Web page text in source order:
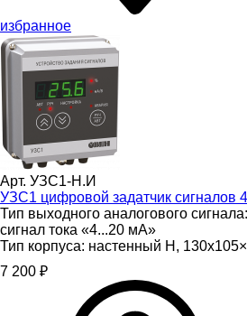
избранное
Арт. УЗС1-Н.И
УЗС1 цифровой задатчик
Тип выходного аналогового сигнала:
сигнал тока «4...20 мА»
Тип корпуса: настенный Н,
7 200 ₽